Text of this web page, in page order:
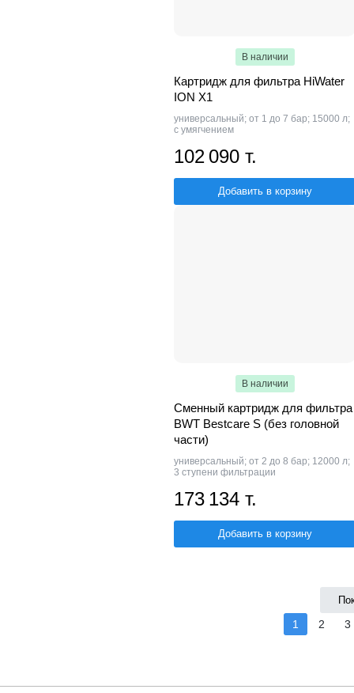
В наличии
Картридж для фильтра HiWater
ION X1
универсальный; от 1 до 7 бар; 15000 л;
с умягчением
102 090 т.
Добавить в корзину
В наличии
Сменный картридж для фильтра
BWT Bestcare S (без головной
части)
универсальный; от 2 до 8 бар; 12000 л;
3 ступени фильтрации
173 134 т.
Добавить в корзину
1 2 3